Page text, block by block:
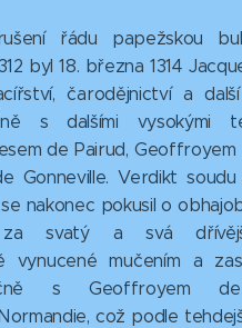
řádu papežskou
byl 18. března 1314
čarodějnictví a
s dalšími vysokými
de Pairud, Geoffroyem
Gonneville. Verdikt soudu
nakonec pokusil o
svatý a svá
vynucené mučením a
s Geoffroyem de
což podle